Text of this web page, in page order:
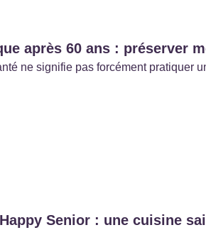
après 60 ans : préserver
ne signifie pas forcément pratiquer
Senior : une cuisine